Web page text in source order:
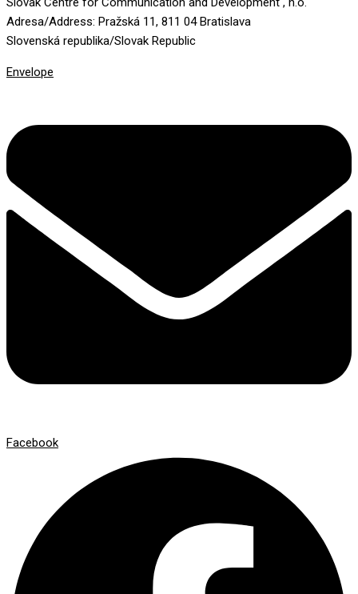
Adresa/Address: Pražská 11, 811 04 Bratislava
Slovenská republika/Slovak Republic
Envelope
Facebook